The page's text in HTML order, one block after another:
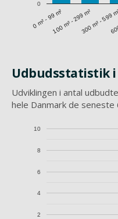
0 m² - 99 m²100 m² - 299 m²300 m² - 599
0
Udbudsstatistik
Udviklingen i antal
hele Danmark de seneste
2
4
6
8
10